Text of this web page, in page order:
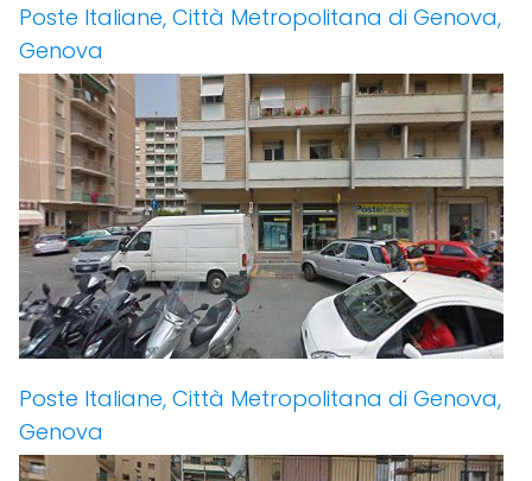
Poste Italiane, Città Metropolitana di Genova,
Genova
Poste Italiane, Città Metropolitana di Genova,
Genova